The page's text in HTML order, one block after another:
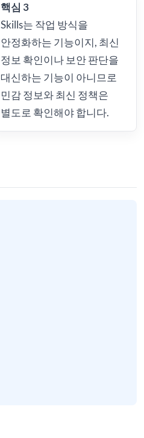
핵심 3
Skills는 작업 방식을
안정화하는 기능이지, 최신
정보 확인이나 보안 판단을
대신하는 기능이 아니므로
민감 정보와 최신 정책은
별도로 확인해야 합니다.